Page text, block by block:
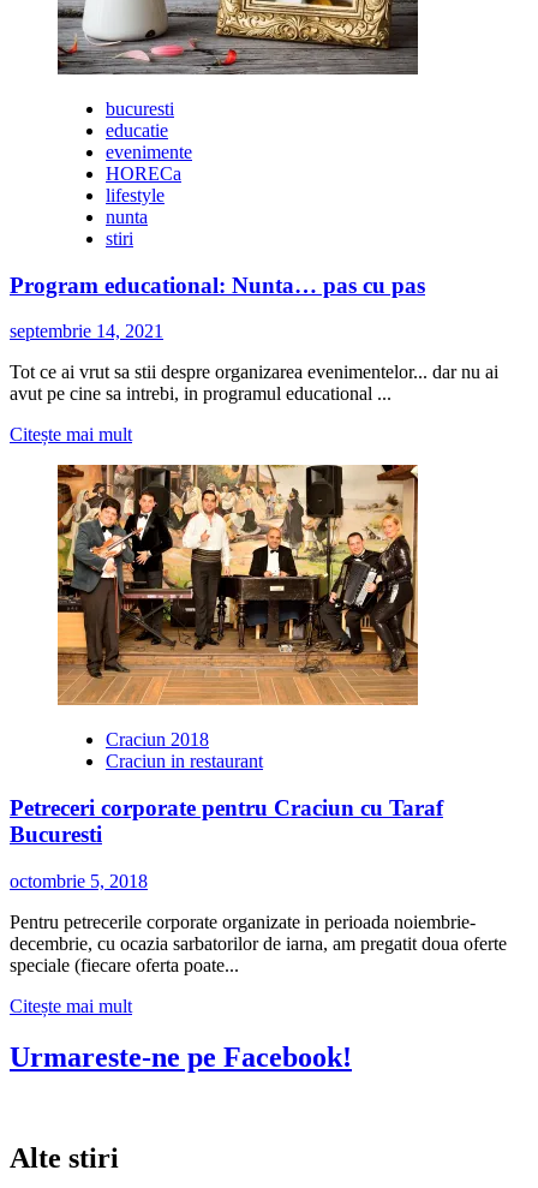
bucuresti
educatie
evenimente
HORECa
lifestyle
nunta
stiri
Program educational: Nunta… pas cu pas
septembrie 14, 2021
Tot ce ai vrut sa stii despre organizarea evenimentelor... dar nu ai
avut pe cine sa intrebi, in programul educational ...
Citește mai multCitește
multe
despre
Program
educational:
Nunta…
pas
cu
pas
Craciun 2018
Craciun in restaurant
Petreceri corporate pentru Craciun cu Taraf
Bucuresti
octombrie 5, 2018
Pentru petrecerile corporate organizate in perioada noiembrie-
decembrie, cu ocazia sarbatorilor de iarna, am pregatit doua oferte
speciale (fiecare oferta poate...
Citește mai multCitește
despre
Urmareste-ne pe Facebook!
Alte stiri